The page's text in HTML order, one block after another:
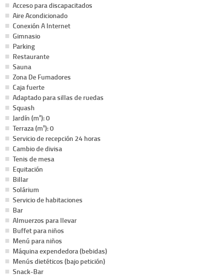
Acceso para discapacitados
Aire Acondicionado
Conexión A Internet
Gimnasio
Parking
Restaurante
Sauna
Zona De Fumadores
Caja fuerte
Adaptado para sillas de ruedas
Squash
Jardín (m²): 0
Terraza (m²): 0
Servicio de recepción 24 horas
Cambio de divisa
Tenis de mesa
Equitación
Billar
Solárium
Servicio de habitaciones
Bar
Almuerzos para llevar
Buffet para niños
Menú para niños
Máquina expendedora (bebidas)
Menús dietéticos (bajo petición)
Snack-Bar